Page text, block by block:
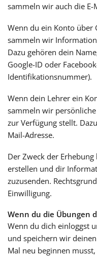
sammeln wir auch die E-
Wenn du ein Konto über
sammeln wir
Dazu gehören dein
Google-ID oder
Identifikationsnummer).
Wenn dein Lehrer ein
sammeln wir
zur Verfügung stellt.
Mail-Adresse.
Der Zweck der
erstellen und dir
zuzusenden.
Einwilligung.
Wenn du die Übungen
Wenn du dich einloggst
und speichern wir
Mal neu beginnen